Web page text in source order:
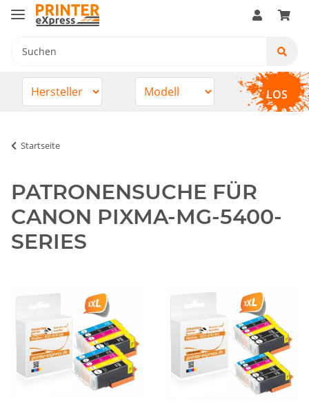
LOS
Startseite
PATRONENSUCHE FÜR
CANON PIXMA-MG-5400-
SERIES